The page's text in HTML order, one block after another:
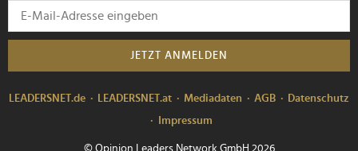
JETZT ANMELDEN
LEADERSNET.de LEADERSNET.at Mediadaten AGB
Datenschutz
Impressum